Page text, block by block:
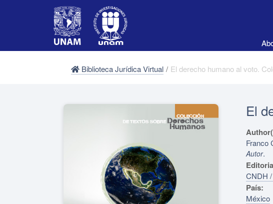
Biblioteca Jurídica Virtual / El derecho humano al voto.
El
Franco
Autor.
CNDH
País:
México